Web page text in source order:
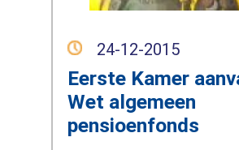
24-12-2015
Eerste Kamer
Wet algemeen
pensioenfonds